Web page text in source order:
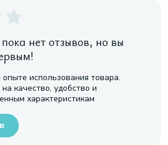
нет отзывов, но вы
использования товара.
качество, удобство и
характеристикам